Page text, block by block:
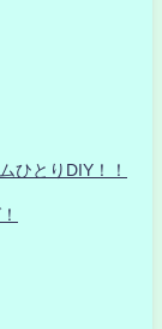
ひとりDIY！！